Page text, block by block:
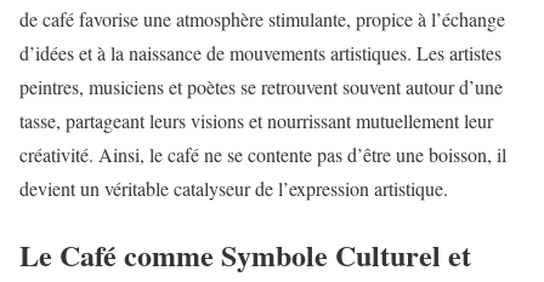
de café favorise une atmosphère stimulante, propice à l’échange
d’idées et à la naissance de mouvements artistiques. Les artistes
peintres, musiciens et poètes se retrouvent souvent autour d’une
tasse, partageant leurs visions et nourrissant mutuellement leur
créativité. Ainsi, le café ne se contente pas d’être une boisson, il
devient un véritable catalyseur de l’expression artistique.
Le Café comme Symbole Culturel et